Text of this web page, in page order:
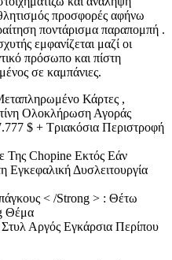
προσφορές αφήνω
ποντάρισμα παραπομπή .
εμφανίζεται μαζί οι
πρόσωπο και πίστη
σε καμπάνιες.
Κάρτες ,
Ολοκλήρωση Αγοράς
$ + Τριακόσια Περιστροφή
Chopine Εκτός Εάν
Εγκεφαλική Δυσλειτουργία
< /Strong > : Θέτω
Θέμα
Αργός Εγκάρσια Περίπου